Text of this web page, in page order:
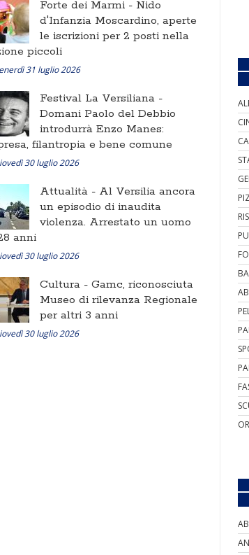
Forte dei Marmi - Nido
d'Infanzia Moscardino, aperte
le iscrizioni per 2 posti nella
piccoli
31 luglio 2026
Festival La Versiliana -
Domani Paolo del Debbio
introdurrà Enzo Manes:
filantropia e bene comune
30 luglio 2026
Attualità - Al Versilia ancora
un episodio di inaudita
violenza. Arrestato un uomo
anni
30 luglio 2026
Cultura - Gamc, riconosciuta
Museo di rilevanza Regionale
per altri 3 anni
30 luglio 2026